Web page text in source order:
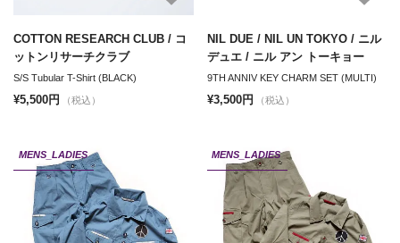
COTTON RESEARCH CLUB / コ
ットンリサーチクラブ
S/S Tubular T-Shirt (BLACK)
¥5,500円 （税込）
NIL DUE / NIL UN TOKYO / ニル
デュエ / ニル アン トーキョー
9TH ANNIV KEY CHARM SET (MULTI)
¥3,500円 （税込）
MENS_LADIES MENS_LADIES